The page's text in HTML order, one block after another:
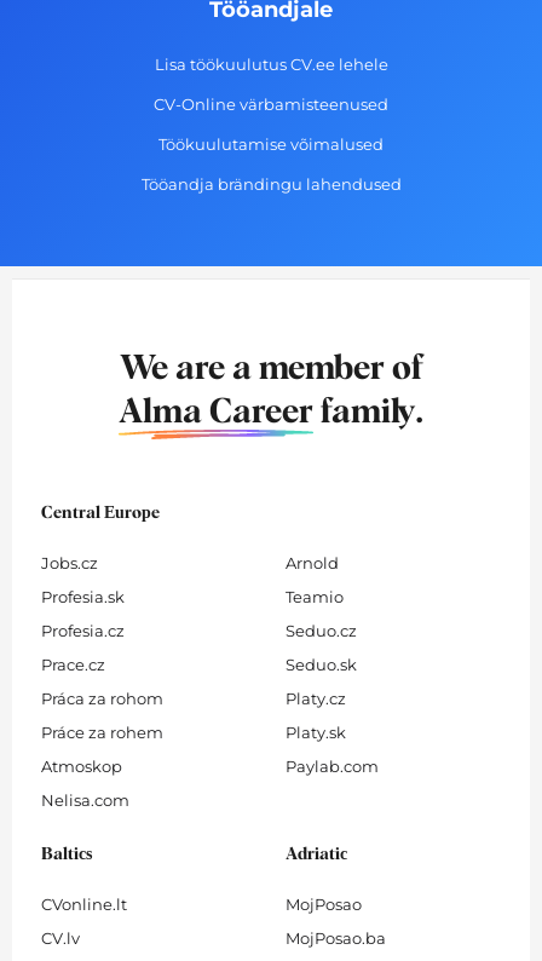
Tööandjale
Lisa töökuulutus CV.ee lehele
CV-Online värbamisteenused
Töökuulutamise võimalused
Tööandja brändingu lahendused
We are a member of
Alma Career family.
Central Europe
Jobs.cz
Profesia.sk
Profesia.cz
Prace.cz
Práca za rohom
Práce za rohem
Atmoskop
Nelisa.com
Arnold
Teamio
Seduo.cz
Seduo.sk
Platy.cz
Platy.sk
Paylab.com
Baltics
CVonline.lt
CV.lv
Adriatic
MojPosao
MojPosao.ba